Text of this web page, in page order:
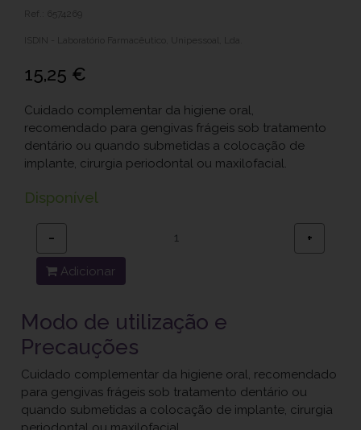
Ref.: 6574269
ISDIN - Laboratório Farmacêutico, Unipessoal, Lda.
15,25 €
Cuidado complementar da higiene oral,
recomendado para gengivas frágeis sob tratamento
dentário ou quando submetidas a colocação de
implante, cirurgia periodontal ou maxilofacial.
Disponível
− +
Adicionar
Modo de utilização e
Precauções
Cuidado complementar da higiene oral, recomendado
para gengivas frágeis sob tratamento dentário ou
quando submetidas a colocação de implante, cirurgia